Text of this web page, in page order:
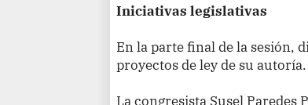
Iniciativas legislativas
En la parte final de la sesión,
proyectos de ley de su autoría.
La congresista Susel Paredes